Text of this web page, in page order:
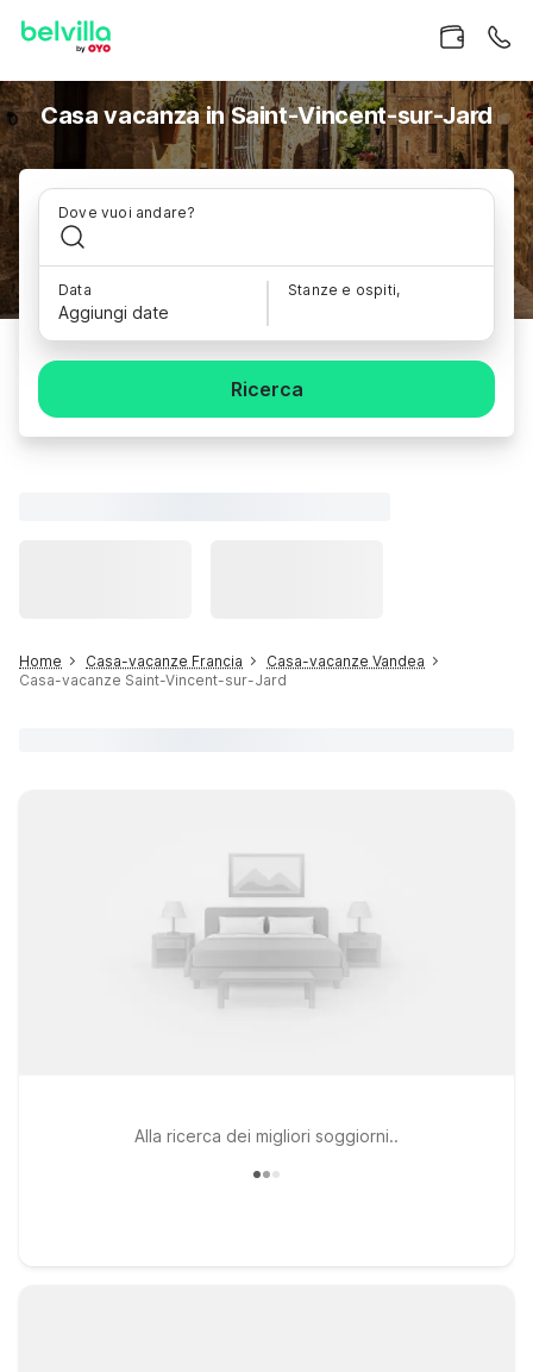
Casa vacanza in Saint-Vincent-sur-Jard
Dove vuoi andare?
Data
Aggiungi date
Stanze e ospiti,
Ricerca
Home Casa-vacanze Francia
Casa-vacanze Vandea
Casa-vacanze Saint-Vincent-sur-Jard
Alla ricerca dei migliori soggiorni..